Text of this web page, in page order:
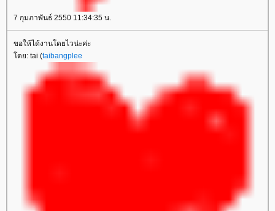
7 กุมภาพันธ์ 2550 11:34:35 น.
ขอให้ได้งานโดยไวน่ะค่ะ
ดย: tai (taibangplee